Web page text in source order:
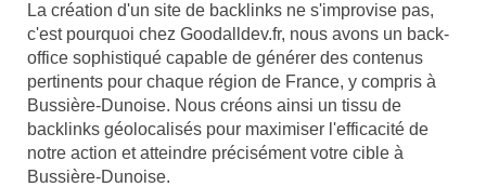
La création d'un site de backlinks ne s'improvise pas,
c'est pourquoi chez Goodalldev.fr, nous avons un back-
office sophistiqué capable de générer des contenus
pertinents pour chaque région de France, y compris à
Bussière-Dunoise. Nous créons ainsi un tissu de
backlinks géolocalisés pour maximiser l'efficacité de
notre action et atteindre précisément votre cible à
Bussière-Dunoise.